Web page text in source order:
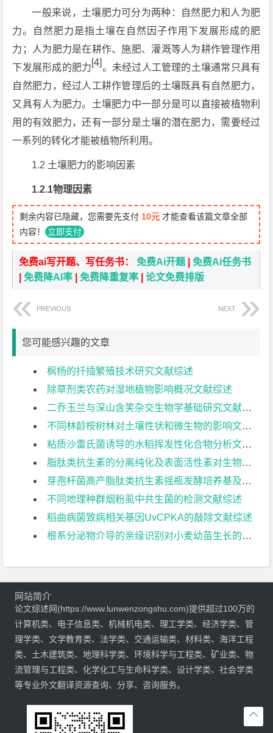
一般来说，土壤肥力可分为两种：自然肥力和人为肥
力。自然肥力是指土壤在自然因子作用下发展形成的肥
力；人为肥力是在耕作、施肥、灌溉等人为耕作管理作用
下发展形成的肥力[4]。未经过人工管理的土壤通常只具有
自然肥力，经过人工耕作管理后的土壤既具有自然肥力，
又具有人为肥力。土壤肥力中一部分是可以直接被植物利
用的有效肥力，还有一部分是土壤的潜在肥力，需要经过
一系列的转化才能被植物所利用。
1.2 土壤肥力的影响因素
1.2.1物理因素
剩余内容已隐藏，您需要先支付 10元 才能查看该篇文章全部
内容！ 立即支付
免费ai写开题、写任务书：免费Ai开题 |免费Ai任务书
|免费降AI率 |免费降重复率 |论文免费排版
PREVIOUS NEXT
您可能感兴趣的文章
枫杨的扦插繁殖技术研究文献综述
除草剂类农药对湿地植物影响概况文献综述
二乔玉兰与深山含笑杂交生物学基础研究文献综述
不同林龄桉树林对土壤性状和微生物的影响文献综述
粘质沙雷氏菌诱导的水稻挥发性化合物分析文献综述
脂肽类抗生素的分离纯化及表面活性素对生物膜形成的影响文献综述
芽孢杆菌高产脂肽类抗生素摇瓶发酵培养基及条件优化文献综述
不同地理种群烟粉虱中共生菌的检测文献综述
稻曲病菌致病相关基因UvCPKA的敲除文献综述
根系分泌物介导的亲缘识别对小麦幼苗生长的影响文献综述

网站简介
论文综述网(https://www.lunwenzongshu.com)提供超过100万的
计算机类、电子信息类、机械机电类、理工学类、经济学类、管
理学类、文学教育类、法学类、交通运输类、材料类、海洋工程
类、土木建筑类、地理科学类、环境科学与工程类、矿业类、物
流管理与工程类、化学化工与生命科学类、设计学类、社会学类
等专业外文翻译资源查询、分享、咨询服务。